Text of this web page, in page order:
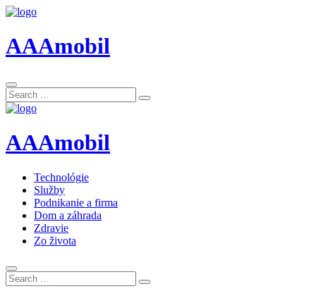
AAAmobil
Search
for:
Search
AAAmobil
Technológie
Služby
Podnikanie a firma
Dom a záhrada
Zdravie
Zo života
Search
for:
Search